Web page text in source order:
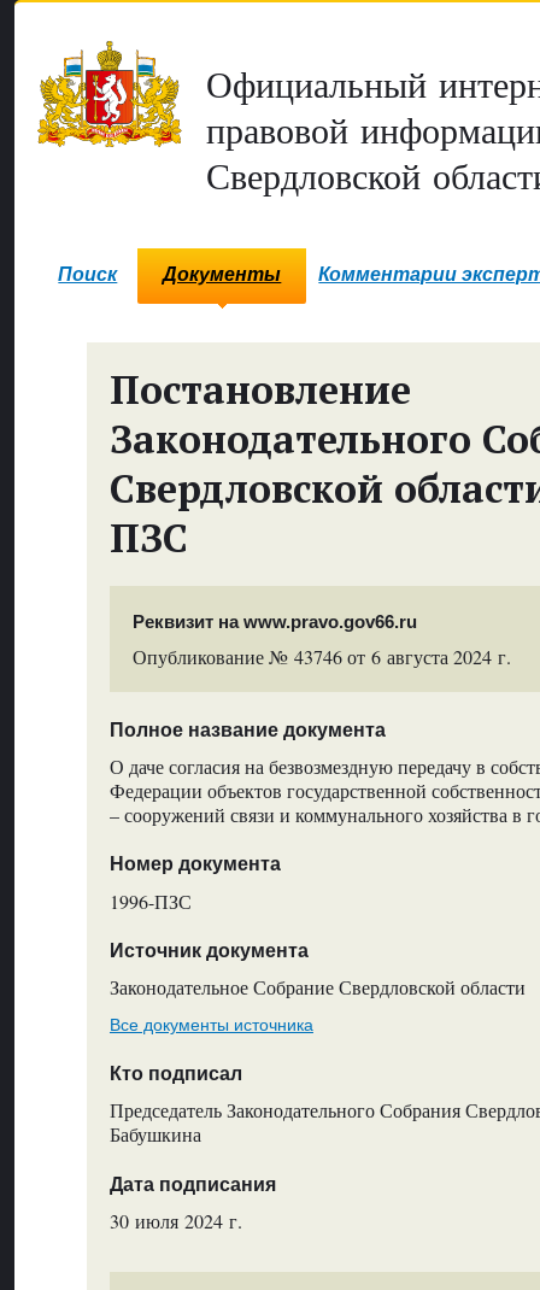
Официальный
правовой
Свердловской
Поиск Документы Комментарии
Постановление
Законодательного
Свердловской
ПЗС
Реквизит на www.pravo.gov66.ru
Опубликование № 43746 от 6 августа 2024 г.
Полное название документа
О даче согласия на безвозмездную передачу в
Федерации объектов государственной
– сооружений связи и коммунального хозяйства в
Номер документа
1996-ПЗС
Источник документа
Законодательное Собрание Свердловской области
Все документы источника
Кто подписал
Председатель Законодательного Собрания
Бабушкина
Дата подписания
30 июля 2024 г.